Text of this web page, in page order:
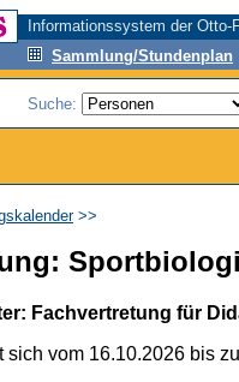
Informationssystem der
Sammlung/Stundenplan
Suche:
>>
Fachvertretung für
sich vom 16.10.2026 bis